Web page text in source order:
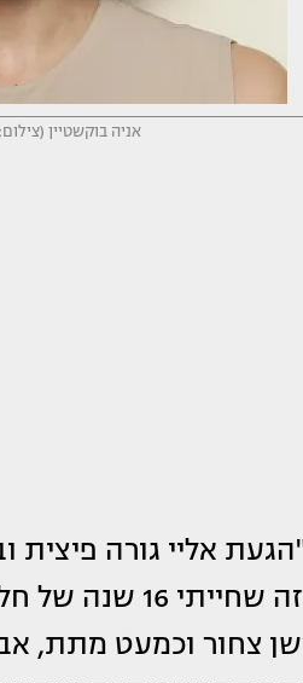
אניה בוקשטיין
אליי גורה פיצית
שלי. אני
צחור וכמעט מתת,